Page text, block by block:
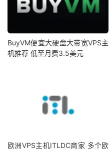
BuyVM便宜大硬盘大带宽VPS主
机推荐 低至月费3.5美元
欧洲VPS主机ITLDC商家 多个欧